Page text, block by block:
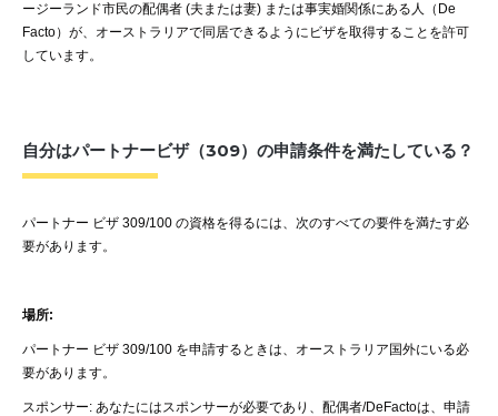
ージーランド市民の配偶者 (夫または妻) または事実婚関係にある人（ De
Facto） が、オーストラリアで同居できるようにビザを取得することを許可
しています。
自分はパートナービザ（309）の申請条件を満たしている？
パートナー ビザ 309/100 の資格を得るには、次のすべての要件を満たす必
要があります。
場所:
パートナー ビザ 309/100 を申請するときは、オーストラリア国外にいる必
要があります。
スポンサー: あなたにはスポンサーが必要であり、配偶者/DeFactoは、申請